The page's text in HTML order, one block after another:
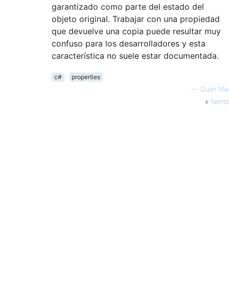
garantizado como parte del estado del
objeto original. Trabajar con una propiedad
que devuelve una copia puede resultar muy
confuso para los desarrolladores y esta
característica no suele estar documentada.
c#
properties
— Quan Mai
fuente